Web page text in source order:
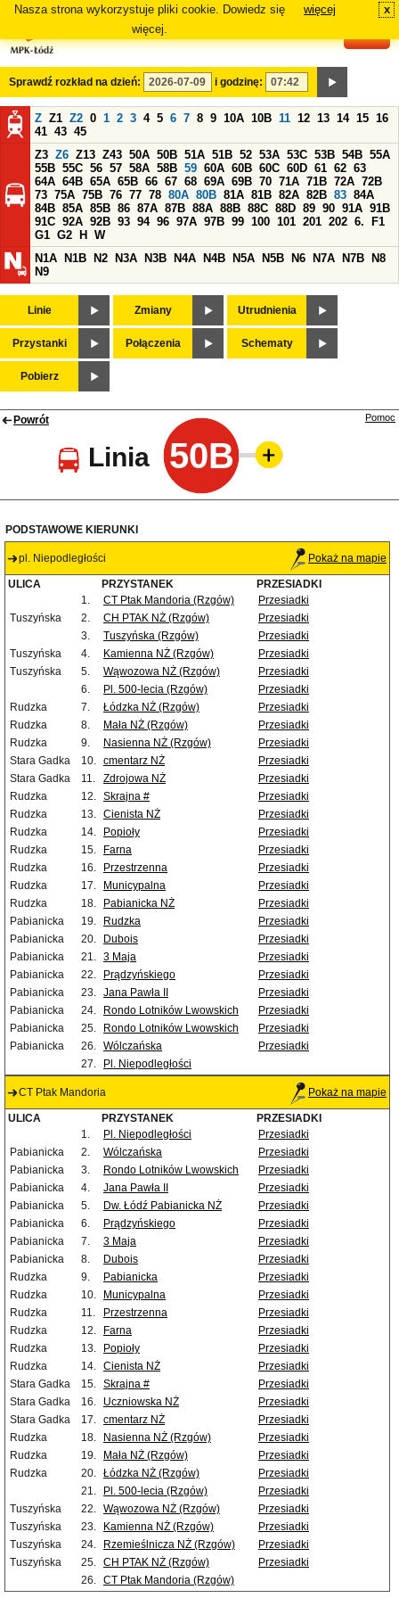
Nasza strona wykorzystuje pliki cookie. Dowiedz się
więcej.
więcej x
Sprawdź rozkład na dzień: i godzinę:
Z Z1 Z2 0 1 2 3 4 5 6 7 8 9 10A 10B 11 12 13 14 15 16
41 43 45
Z3 Z6 Z13 Z43 50A 50B 51A 51B 52 53A 53C 53B 54B 55A
55B 55C 56 57 58A 58B 59 60A 60B 60C 60D 61 62 63
64A 64B 65A 65B 66 67 68 69A 69B 70 71A 71B 72A 72B
73 75A 75B 76 77 78 80A 80B 81A 81B 82A 82B 83 84A
84B 85A 85B 86 87A 87B 88A 88B 88C 88D 89 90 91A 91B
91C 92A 92B 93 94 96 97A 97B 99 100 101 201 202 6.
F1
G1 G2 H
W
N1A
N1B N2 N3A N3B N4A N4B N5A N5B N6 N7A N7B
N8
N9
Linie Zmiany Utrudnienia
Przystanki Połączenia Schematy
Pobierz
Powrót
Linia 50B
Pomoc
PODSTAWOWE KIERUNKI
pl. Niepodległości Pokaż na mapie
ULICA PRZYSTANEK
PRZESIADKI
1.
CT Ptak Mandoria (Rzgów)
Przesiadki
Tuszyńska
2. CH PTAK NŻ (Rzgów)
Przesiadki
3.
Tuszyńska (Rzgów)
Przesiadki
Tuszyńska
4. Kamienna NŻ (Rzgów)
Przesiadki
Tuszyńska
5. Wąwozowa NŻ (Rzgów)
Przesiadki
6.
Pl. 500-lecia (Rzgów)
Przesiadki
Rudzka
7. Łódzka NŻ (Rzgów)
Przesiadki
Rudzka
8. Mała NŻ (Rzgów)
Przesiadki
Rudzka
9. Nasienna NŻ (Rzgów)
Przesiadki
Stara Gadka
10. cmentarz NŻ
Przesiadki
Stara Gadka
11. Zdrojowa NŻ
Przesiadki
Rudzka
12. Skrajna #
Przesiadki
Rudzka
13. Cienista NŻ
Przesiadki
Rudzka
14. Popioły
Przesiadki
Rudzka
15. Farna
Przesiadki
Rudzka
16. Przestrzenna
Przesiadki
Rudzka
17. Municypalna
Przesiadki
Rudzka
18. Pabianicka NŻ
Przesiadki
Pabianicka
19. Rudzka
Przesiadki
Pabianicka
20. Dubois
Przesiadki
Pabianicka
21. 3 Maja
Przesiadki
Pabianicka
22. Prądzyńskiego
Przesiadki
Pabianicka
23. Jana Pawła II
Przesiadki
Pabianicka
24. Rondo Lotników Lwowskich
Przesiadki
Pabianicka
25. Rondo Lotników Lwowskich
Przesiadki
Pabianicka
26. Wólczańska
Przesiadki
27.
Pl. Niepodległości
CT Ptak Mandoria Pokaż na mapie
ULICA PRZYSTANEK
PRZESIADKI
1.
Pl. Niepodległości
Przesiadki
Pabianicka
2. Wólczańska
Przesiadki
Pabianicka
3. Rondo Lotników Lwowskich
Przesiadki
Pabianicka
4. Jana Pawła II
Przesiadki
Pabianicka
5. Dw. Łódź Pabianicka NŻ
Przesiadki
Pabianicka
6. Prądzyńskiego
Przesiadki
Pabianicka
7. 3 Maja
Przesiadki
Pabianicka
8. Dubois
Przesiadki
Rudzka
9. Pabianicka
Przesiadki
Rudzka
10. Municypalna
Przesiadki
Rudzka
11. Przestrzenna
Przesiadki
Rudzka
12. Farna
Przesiadki
Rudzka
13. Popioły
Przesiadki
Rudzka
14. Cienista NŻ
Przesiadki
Stara Gadka
15. Skrajna #
Przesiadki
Stara Gadka
16. Uczniowska NŻ
Przesiadki
Stara Gadka
17. cmentarz NŻ
Przesiadki
Rudzka
18. Nasienna NŻ (Rzgów)
Przesiadki
Rudzka
19. Mała NŻ (Rzgów)
Przesiadki
Rudzka
20. Łódzka NŻ (Rzgów)
Przesiadki
21.
Pl. 500-lecia (Rzgów)
Przesiadki
Tuszyńska
22. Wąwozowa NŻ (Rzgów)
Przesiadki
Tuszyńska
23. Kamienna NŻ (Rzgów)
Przesiadki
Tuszyńska
24. Rzemieślnicza NŻ (Rzgów)
Przesiadki
Tuszyńska
25. CH PTAK NŻ (Rzgów)
Przesiadki
26. CT Ptak Mandoria (Rzgów)